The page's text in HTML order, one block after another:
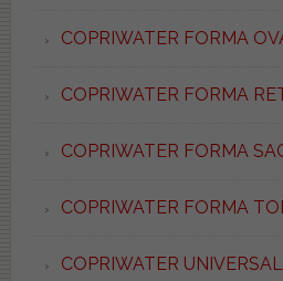
COPRIWATER FORMA
COPRIWATER FORMA
COPRIWATER FORMA
COPRIWATER FORMA
COPRIWATER UNIVERSALI